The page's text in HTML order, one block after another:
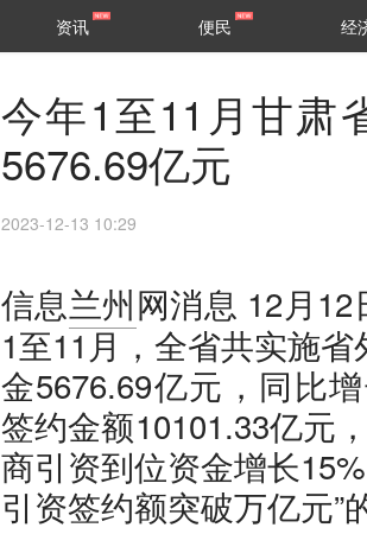
区县
资讯 便民 经
今年1至11月甘肃
5676.69亿元
2023-12-13 10:29
信息兰州网消息 12月
1至11月，全省共实施
金5676.69亿元，同比
签约金额10101.33亿元
商引资到位资金增长
引资签约额突破万亿元”